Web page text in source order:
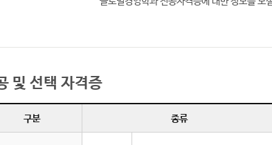
및 선택 자격증
구분 종류